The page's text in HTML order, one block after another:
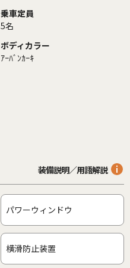
乗車定員
5名
ボディカラー
ｱｰﾊﾞﾝｶｰｷ
装備説明／用語解説
パワーウィンドウ
横滑防止装置